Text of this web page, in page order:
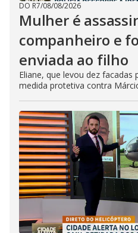
DO R7/08/08/2026
Mulher é
companheiro e
enviada ao filho
Eliane, que levou dez
medida protetiva contra